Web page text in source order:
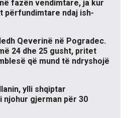
fazën vendimtare, ja kur
përfundimtare ndaj ish-
Qeverinë në Pogradec.
24 dhe 25 gusht, pritet
që mund të ndryshojë
ylli shqiptar
gjerman për 30